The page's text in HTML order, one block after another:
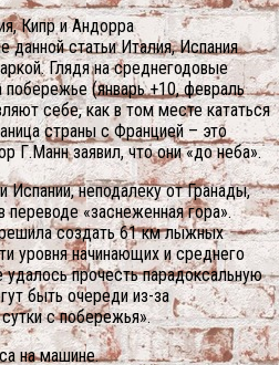
Кипр и Андорра
данной статьи Италия, Испания
Глядя на среднегодовые
(январь +10, февраль
себе, как в том месте кататься
страны с Францией – это
Г.Манн заявил, что они «до неба».
неподалеку от Гранады,
«заснеженная гора».
создать 61 км лыжных
уровня начинающих и среднего
прочесть парадоксальную
быть очереди из-за
с побережья».
на машине.